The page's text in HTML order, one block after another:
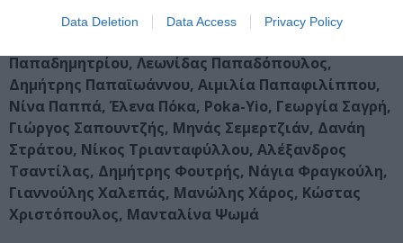
Data Deletion Data Access Privacy Policy
Βασίλης Μπαλατσός, Ντόρα Οικονόμου,
Παπαδημητρίου, Λεωνίδας Παπαδόπουλος,
Δημήτρης Παπαϊωάννου, Αιμιλία Παπαφιλίππου,
Νίνα Παππά, Έλενα Πόκα, Poka-Yio, Γεωργία Σαγρή,
Γιώργος Σαπουντζής, Μηνάς Σεμερτζιάν, Δανάη
Στράτου, Νίκος Τριανταφύλλου, Αλέξανδρος
Τσαντίλας, Δημήτρης Φουτρής, Νάγια Φραγκούλη,
Γιαννούλης Χαλεπάς, Μανώλης Χάρος, Κώστας
Χριστόπουλος, Μανταλίνα Ψωμά